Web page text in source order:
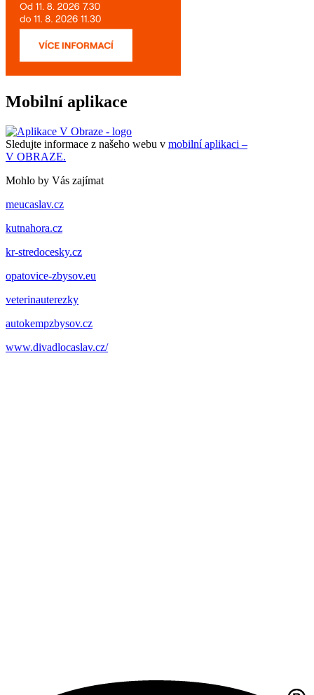
Mobilní aplikace
Sledujte informace z našeho webu v mobilní aplikaci –
V OBRAZE.
Mohlo by Vás zajímat
meucaslav.cz
kutnahora.cz
kr-stredocesky.cz
opatovice-zbysov.eu
veterinauterezky
autokempzbysov.cz
www.divadlocaslav.cz/